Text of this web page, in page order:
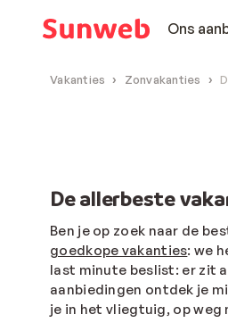
Ons
Vakanties Zonvakanties
De allerbeste
Ben je op zoek naar de
goedkope vakanties: we
last minute beslist: er zit
aanbiedingen ontdek je
je in het vliegtuig, op weg